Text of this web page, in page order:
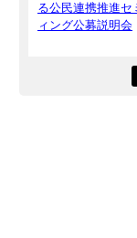
る公民連携推進
ィング公募説明会